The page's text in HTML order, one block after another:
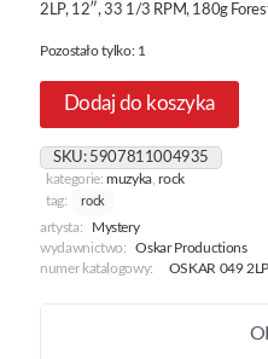
2LP, 12″, 33 1/3 RPM, 180g
Pozostało tylko: 1
Dodaj do koszyka
SKU: 5907811004935
kategorie:muzyka ,rock
tag:
rock
artysta:
Mystery
wydawnictwo:
Oskar Productions
numer katalogowy:
OSKAR 049